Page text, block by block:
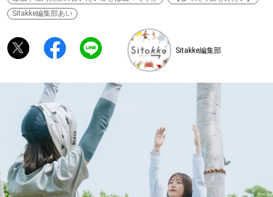
深める
ゆるむ
SitakkeTV
Sitakke編集部あい
Sitakke編集部